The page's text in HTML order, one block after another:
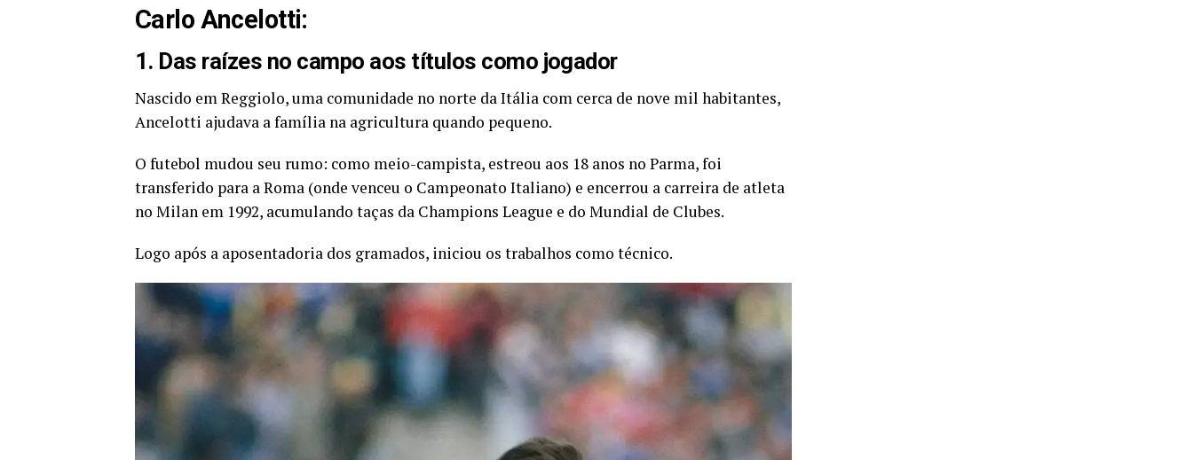
Carlo Ancelotti:
1. Das raízes no campo aos títulos como jogador
Nascido em Reggiolo, uma comunidade no norte da Itália com cerca de nove mil habitantes,
Ancelotti ajudava a família na agricultura quando pequeno.
O futebol mudou seu rumo: como meio-campista, estreou aos 18 anos no Parma, foi
transferido para a Roma (onde venceu o Campeonato Italiano) e encerrou a carreira de atleta
no Milan em 1992, acumulando taças da Champions League e do Mundial de Clubes.
Logo após a aposentadoria dos gramados, iniciou os trabalhos como técnico.